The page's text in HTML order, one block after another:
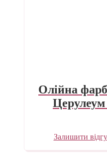
Олійна
Залишити